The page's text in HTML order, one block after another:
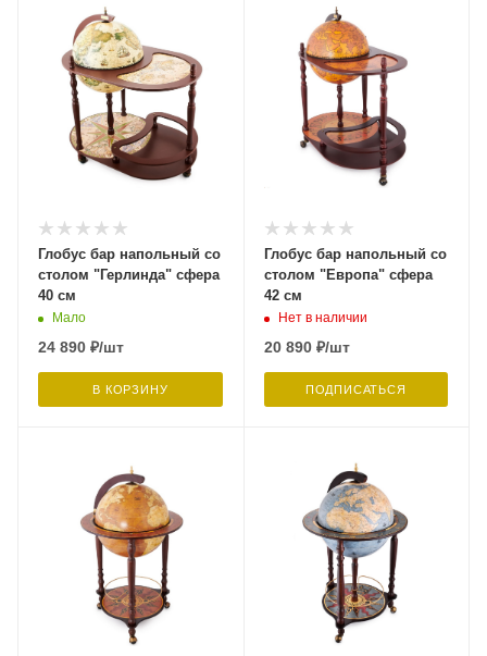
Глобус бар напольный со
столом "Герлинда" сфера
40 см
Мало
24 890 ₽/шт
В КОРЗИНУ
Глобус бар напольный со
столом "Европа" сфера
42 см
Нет в наличии
20 890₽/шт
ПОДПИСАТЬСЯ